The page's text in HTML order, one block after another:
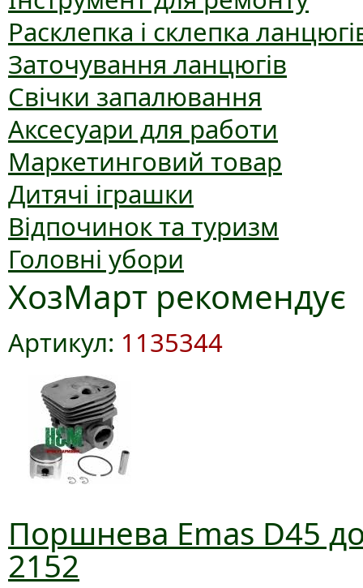
Расклепка і склепка
Заточування ланцюгів
Свічки запалювання
Аксесуари для работи
Маркетинговий товар
Дитячі іграшки
Відпочинок та туризм
Головні убори
ХозМарт рекомендує
Артикул: 1135344
Поршнева Emas D45
2152